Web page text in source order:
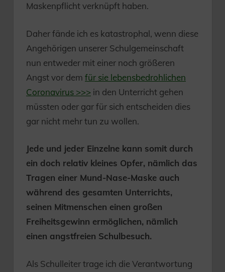
Maskenpflicht verknüpft haben.
Daher fände ich es katastrophal, wenn diese
Angehörigen unserer Schulgemeinschaft
nun entweder mit einer noch größeren
Angst vor dem für sie lebensbedrohlichen
Coronavirus >>> in den Unterricht gehen
müssten oder gar für sich entscheiden dies
gar nicht mehr tun zu wollen.
Jede und jeder Einzelne kann somit durch
ein doch relativ kleines Opfer, nämlich das
Tragen einer Mund-Nase-Maske auch
während des gesamten Unterrichts,
seinen Mitmenschen einen großen
Freiheitsgewinn ermöglichen, nämlich
einen angstfreien Schulbesuch.
Als Schulleiter trage ich die Verantwortung